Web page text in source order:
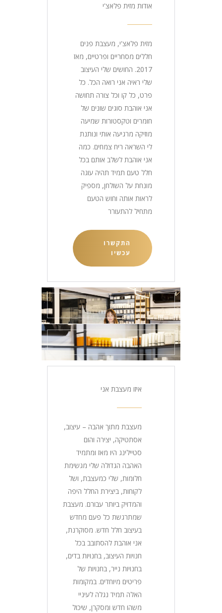
אודות מזית פלאצ'י
מזית פלאצ'י, מעצבת פנים
חללים מסחריים ופרטיים, מאז
2017. החושים שלי העיצוב
שלי ראיה אני רואה הכל. כל
פרט, כל קו וכל צורה תחושה
אני אוהבת סוגים שונים של
חומרים וטקסטורות שמיעה
מוזיקה מרגיעה אותי ונותנת
לי השראה ריח צמחים. כמה
אני אוהבת לשלב אותם בכל
חלל טעם תמיד תהיה עוגה
מונחת על השולחן, מספיק
לראות אותה וחוש הטעם
מתחיל להתעורר
התקשרו
עכשיו
איזו מעצבת אני
מעצבת מתוך אהבה – עיצוב,
אסתטיקה, יצירה והום
סטיילינג היו מאז ומתמיד
האהבה הגדולה שלי מגשימת
חלומות, שלי כמעצבת, ושל
לקוחות, ביצירת החלל היפה
והמדויק ביותר עבורם. מעצבת
שמתרגשת כל פעם מחדש
בעיצוב חלל חדש. מסוקרנת,
אני אוהבת להסתובב בכל
חנויות העיצוב, בחנויות בדים,
בחנויות נייר, בחנויות של
פריטים מיוחדים. במקומות
האלה תמיד נגלה לעיניי
משהו חדש ומסקרן, שיכול